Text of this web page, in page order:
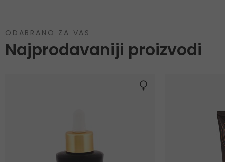
ODABRANO ZA VAS
Najprodavaniji proizvodi